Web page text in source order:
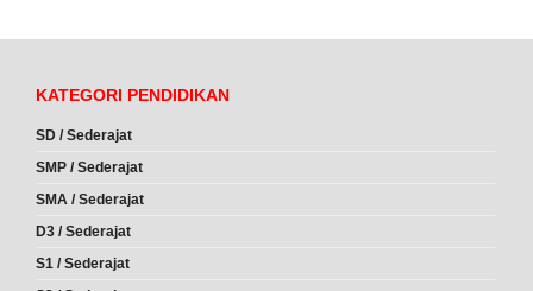
KATEGORI PENDIDIKAN
SD / Sederajat
SMP / Sederajat
SMA / Sederajat
D3 / Sederajat
S1 / Sederajat